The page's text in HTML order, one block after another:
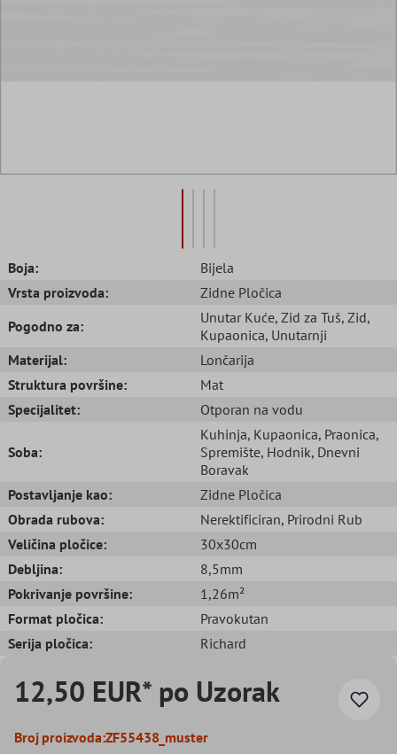
Boja:
Bijela
Vrsta proizvoda:
Zidne Pločica
Pogodno za:
Unutar Kuće, Zid za Tuš, Zid,
Kupaonica, Unutarnji
Materijal:
Lončarija
Struktura površine:
Mat
Specijalitet:
Otporan na vodu
Soba:
Kuhinja, Kupaonica, Praonica,
Spremište, Hodnik, Dnevni
Boravak
Postavljanje kao:
Zidne Pločica
Obrada rubova:
Nerektificiran, Prirodni Rub
Veličina pločice:
30x30cm
Debljina:
8,5mm
Pokrivanje površine:
1,26m²
Format pločica:
Pravokutan
Serija pločica:
Richard
12,50 EUR* po Uzorak
Broj proizvoda:ZF55438_muster